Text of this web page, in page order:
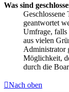
Was sind
Geschlossene
geantwortet
Umfrage, falls
aus vielen
Administrator
Möglichkeit,
durch die
Nach oben